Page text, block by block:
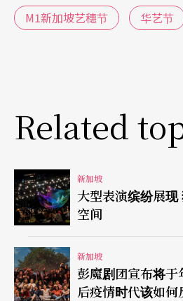
里，艺术工作者们则有机会在
术平台上进行实验性创作，这
M1新加坡艺穗节 华艺节
Related
新加坡
大型表演缤纷展
空间
新加坡
彭魔剧团宣布将
后疫情时代该如何